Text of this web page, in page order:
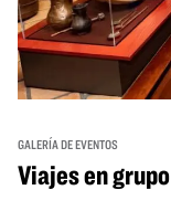
GALERÍA DE EVENTOS
Viajes en grupo